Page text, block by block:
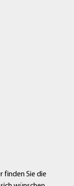
finden Sie die